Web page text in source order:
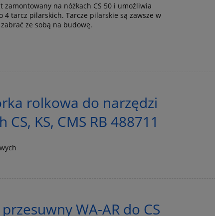
zamontowany na nóżkach CS 50 i umożliwia
4 tarcz pilarskich. Tarcze pilarskie są zawsze w
ze sobą na budowę.
rolkowa do narzędzi
KS, CMS RB 488711
WA-AR do CS